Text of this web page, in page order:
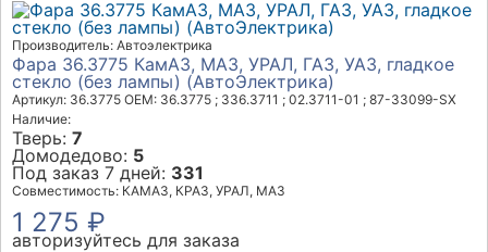
Производитель: Автоэлектрика
Фара 36.3775 КамАЗ, МАЗ, УРАЛ, ГАЗ, УАЗ, гладкое
стекло (без лампы) (АвтоЭлектрика)
Артикул: 36.3775 OEM: 36.3775 ; 336.3711 ; 02.3711-01 ; 87-33099-SX
Наличие:
Тверь: 7
Домодедово: 5
Под заказ 7 дней: 331
Совместимость: КАМАЗ, КРАЗ, УРАЛ, МАЗ
1 275 ₽
авторизуйтесь для заказа